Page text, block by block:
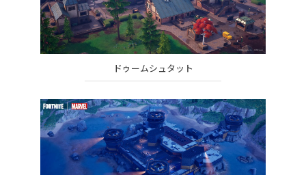
ドゥームシュタット